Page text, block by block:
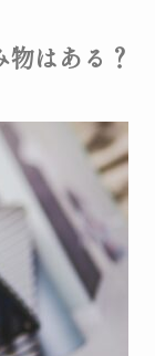
はある？